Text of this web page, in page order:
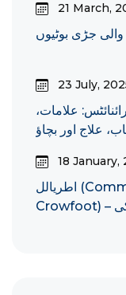
21 March,
جڑی بوٹیوں
23 July,
علامات،
علاج اور بچاؤ
18 January,
اطریالل (Common Water
Crowfoot) – ایک قدرتی جڑی بوٹی کی